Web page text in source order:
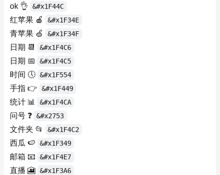
ok 👌 &#x1F44C
红苹果 🍎 &#x1F34E
青苹果 🍏 &#x1F34F
日期 📆 &#x1F4C6
日期 📅 &#x1F4C5
时间 🕔 &#x1F554
手指 👉 &#x1F449
统计 📊 &#x1F4CA
问号 ❓ &#x2753
文件夹 📂 &#x1F4C2
西瓜 🍉 &#x1F349
邮箱 📧 &#x1F4E7
直播 🎦 &#x1F3A6